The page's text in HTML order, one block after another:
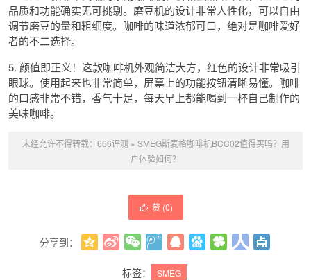
品质和功能确实无可挑剔。磨豆机的设计非常人性化，可以自由
调节磨豆的量和粗细度。咖啡的味道浓郁可口，绝对是咖啡爱好
者的不二选择。
5. 颜值即正义！这款咖啡机外观简洁大方，红色的设计非常吸引
眼球。使用起来也非常简单，屏幕上的功能按钮清晰易懂。咖啡
的口感非常不错，香气十足，每天早上都能喝到一杯自己制作的
美味咖啡。
未经允许不得转载： 666评测 » SMEG斯麦格咖啡机BCC02值得买吗？用
户体验如何？
赞 (0)
分享到：
标签：
SMEG